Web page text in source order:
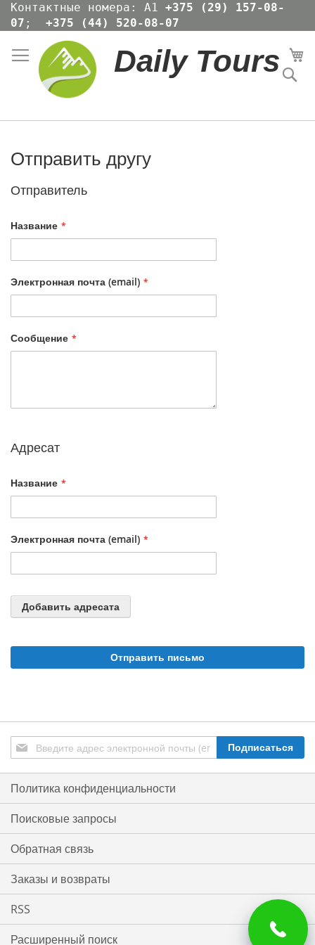
Skip
to
Content
Контактные номера: А1 +375 (29) 157-08-
07 ; +375 (44) 520-08-07
Daily Tours
Отправить другу
Отправитель
Название
Электронная почта (email)
Сообщение
Адресат
Название
Электронная почта (email)
Добавить адресата
Отправить письмо
Подписаться
на
нашу
рассылку:
Подписаться
Политика конфиденциальности
Поисковые запросы
Обратная связь
Заказы и возвраты
RSS
Расширенный поиск